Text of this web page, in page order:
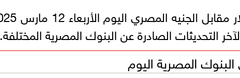
التحديثات الصادرة عن البنوك المصرية المختلفة.
المصرية اليوم